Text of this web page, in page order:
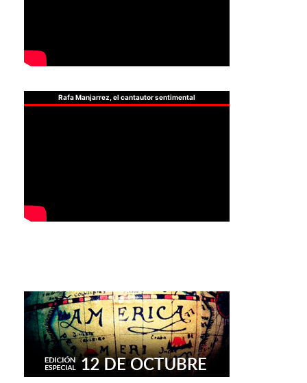
Rafa Manjarrez, el cantautor sentimental